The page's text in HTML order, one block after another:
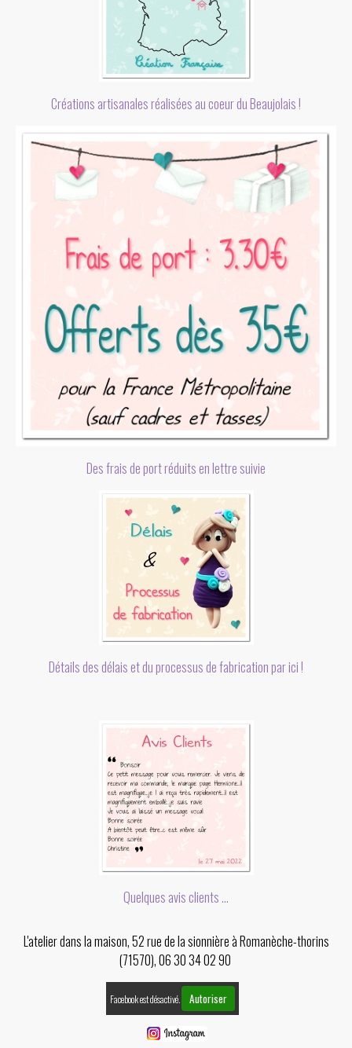
Créations artisanales réalisées au coeur du Beaujolais !
Des frais de port réduits en lettre suivie
Détails des délais et du processus de fabrication par ici !
Quelques avis clients ...
L'atelier dans la maison, 52 rue de la sionnière à Romanèche-thorins
(71570), 06 30 34 02 90
Facebook est désactivé. Autoriser